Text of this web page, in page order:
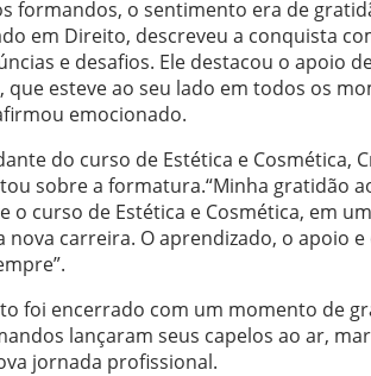
formandos, o sentimento era de
em Direito, descreveu a conquista
e desafios. Ele destacou o apoio
que esteve ao seu lado em todos os
emocionado.
do curso de Estética e Cosmética,
sobre a formatura.“Minha gratidão
o curso de Estética e Cosmética, em
nova carreira. O aprendizado, o apoio
foi encerrado com um momento de
lançaram seus capelos ao ar,
jornada profissional.